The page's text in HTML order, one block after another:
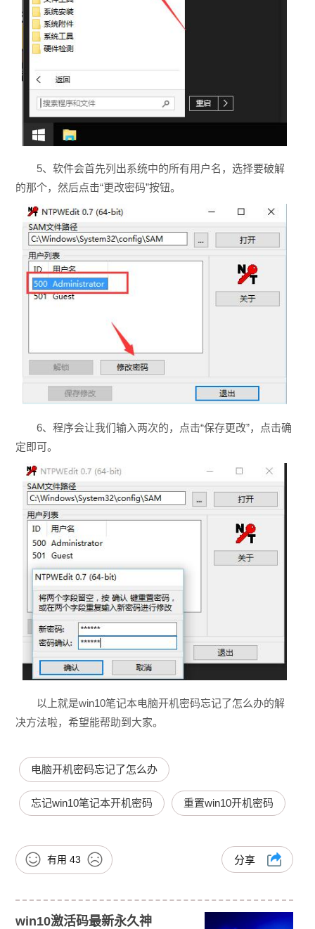
5、软件会首先列出系统中的所有用户名，选择要破解
的那个，然后点击“更改密码”按钮。
6、程序会让我们输入两次的，点击“保存更改”，点击确
定即可。
以上就是win10笔记本电脑开机密码忘记了怎么办的解
决方法啦，希望能帮助到大家。
电脑开机密码忘记了怎么办
忘记win10笔记本开机密码 重置win10开机密码
有用 43 分享
win10激活码最新永久神